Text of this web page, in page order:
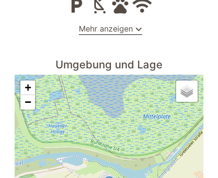
Mehr anzeigen
Radio
Gartenstühle
Badezimmer
Spiegel
Ebenerdige Dusche
Handtuchheizkörper
Waschtisch
WC
Umgebung und Lage
+
−